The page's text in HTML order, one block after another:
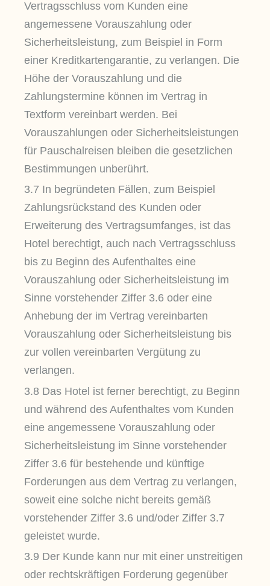
Vertragsschluss vom Kunden eine
angemessene Vorauszahlung oder
Sicherheitsleistung, zum Beispiel in Form
einer Kreditkartengarantie, zu verlangen. Die
Höhe der Vorauszahlung und die
Zahlungstermine können im Vertrag in
Textform vereinbart werden. Bei
Vorauszahlungen oder Sicherheitsleistungen
für Pauschalreisen bleiben die gesetzlichen
Bestimmungen unberührt.
3.7 In begründeten Fällen, zum Beispiel
Zahlungsrückstand des Kunden oder
Erweiterung des Vertragsumfanges, ist das
Hotel berechtigt, auch nach Vertragsschluss
bis zu Beginn des Aufenthaltes eine
Vorauszahlung oder Sicherheitsleistung im
Sinne vorstehender Ziffer 3.6 oder eine
Anhebung der im Vertrag vereinbarten
Vorauszahlung oder Sicherheitsleistung bis
zur vollen vereinbarten Vergütung zu
verlangen.
3.8 Das Hotel ist ferner berechtigt, zu Beginn
und während des Aufenthaltes vom Kunden
eine angemessene Vorauszahlung oder
Sicherheitsleistung im Sinne vorstehender
Ziffer 3.6 für bestehende und künftige
Forderungen aus dem Vertrag zu verlangen,
soweit eine solche nicht bereits gemäß
vorstehender Ziffer 3.6 und/oder Ziffer 3.7
geleistet wurde.
3.9 Der Kunde kann nur mit einer unstreitigen
oder rechtskräftigen Forderung gegenüber